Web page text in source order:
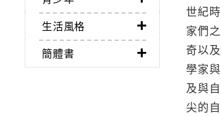
生活風格
簡體書
世紀
家們
奇以
學家
及與
尖的